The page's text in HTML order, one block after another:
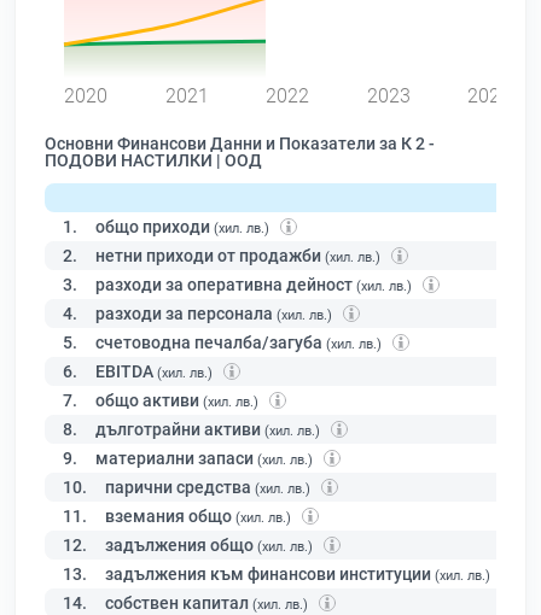
2020 2021 2022 2023 2024
Основни Финансови Данни и Показатели за К 2 -
ПОДОВИ НАСТИЛКИ | ООД
1. общо приходи (хил. лв.)
2. нетни приходи от продажби (хил. лв.)
3. разходи за оперативна дейност (хил. лв.)
4. разходи за персонала (хил. лв.)
5. счетоводна печалба/загуба (хил. лв.)
6. EBITDA (хил. лв.)
7. общо активи (хил. лв.)
8. дълготрайни активи (хил. лв.)
9. материални запаси (хил. лв.)
10. парични средства (хил. лв.)
11. вземания общо (хил. лв.)
12. задължения общо (хил. лв.)
13. задължения към финансови институции (хил. лв.)
14. собствен капитал (хил. лв.)